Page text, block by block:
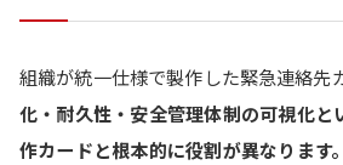
組織が統一仕様で製作した緊急連絡先
化・耐久性・安全管理体制の可視化と
作カードと根本的に役割が異なります。